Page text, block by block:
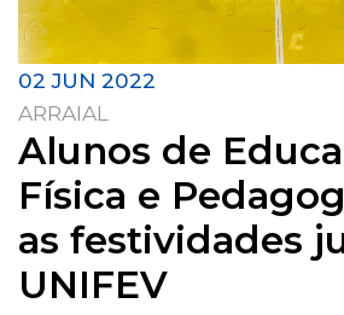
02 JUN 2022
ARRAIAL
Alunos de
Física e
as festividades
UNIFEV